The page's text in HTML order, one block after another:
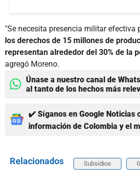
"Se necesita presencia militar efectiva
los derechos de 15 millones de
representan alrededor del 30% de la
agregó Moreno.
Únase a nuestro canal de
al tanto de los hechos más
✔️ Síganos en Google Noticias
información de Colombia y el
Relacionados Subsidios